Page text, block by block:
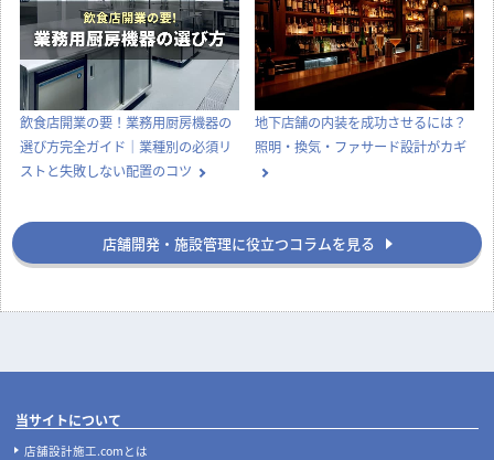
飲食店開業の要！業務用厨房機器の
選び方完全ガイド｜業種別の必須リ
ストと失敗しない配置のコツ
地下店舗の内装を成功させるには？
照明・換気・ファサード設計がカギ
店舗開発・施設管理に役立つコラムを見る
当サイトについて
店舗設計施工.comとは